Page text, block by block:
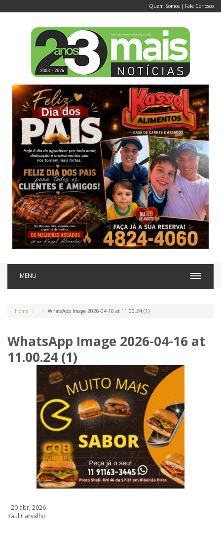
Quem Somos | Fale Conosco
MENU
Home WhatsApp Image 2026-04-16 at 11.00.24 (1)
WhatsApp Image 2026-04-16 at
11.00.24 (1)
- 20 abr, 2026
Raul Carvalho